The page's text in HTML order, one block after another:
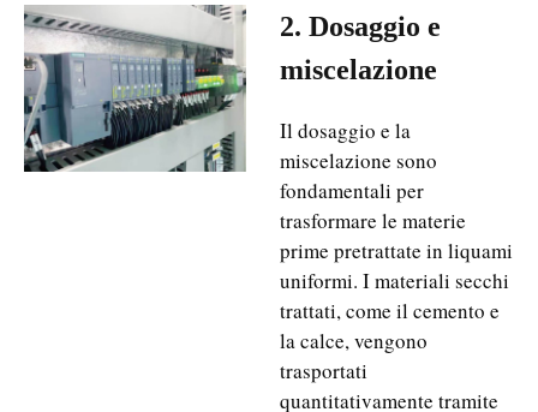
2. Dosaggio e
miscelazione
Il dosaggio e la
miscelazione sono
fondamentali per
trasformare le materie
prime pretrattate in liquami
uniformi. I materiali secchi
trattati, come il cemento e
la calce, vengono
trasportati
quantitativamente tramite